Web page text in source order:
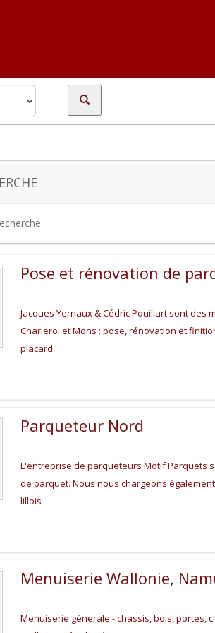
Pose et rénovation de
Jacques Yernaux & Cédric Pouillart sont
Charleroi et Mons : pose, rénovation et
placard
Parqueteur Nord
L'entreprise de parqueteurs Motif Parquets
de parquet. Nous nous chargeons
lillois
Menuiserie Wallonie,
Menuiserie génerale - chassis, bois, portes,